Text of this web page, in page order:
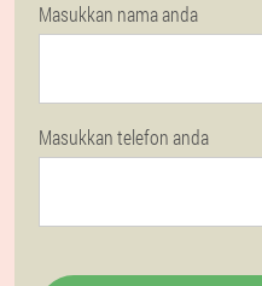
Masukkan nama anda
Masukkan telefon anda